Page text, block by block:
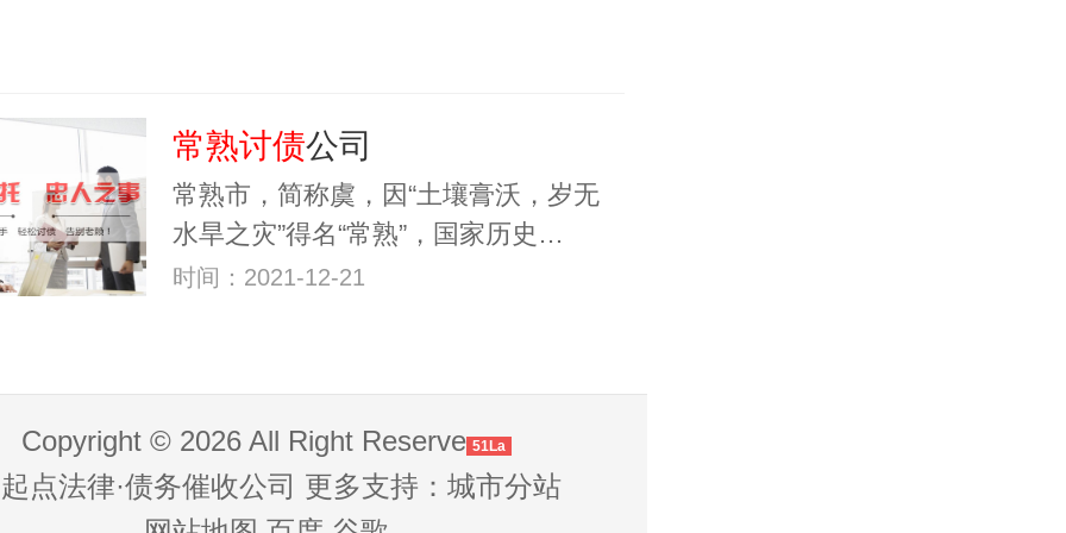
常熟讨债公司
常熟市，简称虞，因“土壤膏沃，岁无
水旱之灾”得名“常熟”，国家历史…
时间：2021-12-21
Copyright © 2026 All Right Reserve 51La
点法律·债务催收公司 更多支持： 城市分站